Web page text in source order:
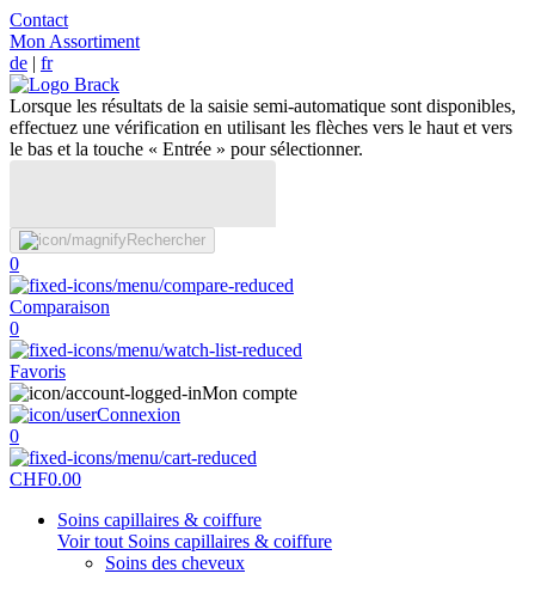
Contact
Mon Assortiment
de | fr
Lorsque les résultats de la saisie semi-automatique sont disponibles,
effectuez une vérification en utilisant les flèches vers le haut et vers
le bas et la touche « Entrée » pour sélectionner.
Rechercher
0
Comparaison
0
Favoris
Mon compte
Connexion
0
CHF0.00
Soins capillaires & coiffure
Voir tout Soins capillaires & coiffure
Soins des cheveux